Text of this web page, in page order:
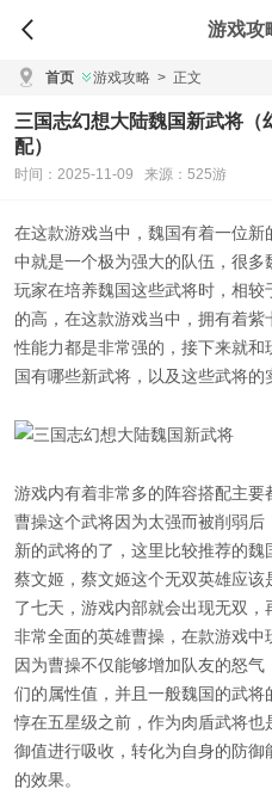
游戏攻
首页 游戏攻略 > 正文
三国志幻想大陆魏国新武将（
配）
时间：2025-11-09 来源：525游
在这款游戏当中，魏国有着一位
中就是一个极为强大的队伍，很多
玩家在培养魏国这些武将时，相
的高，在这款游戏当中，拥有着
性能力都是非常强的，接下来就
国有哪些新武将，以及这些武将的
游戏内有着非常多的阵容搭配主
曹操这个武将因为太强而被削弱
新的武将的了，这里比较推荐的
蔡文姬，蔡文姬这个无双英雄应
了七天，游戏内部就会出现无双
非常全面的英雄曹操，在款游戏中
因为曹操不仅能够增加队友的怒
们的属性值，并且一般魏国的武
惇在五星级之前，作为肉盾武将
御值进行吸收，转化为自身的防
的效果。